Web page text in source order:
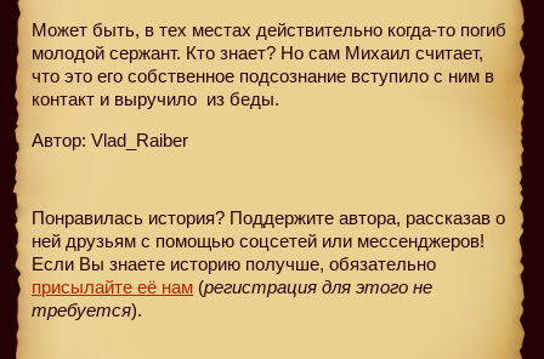
Может быть, в тех местах действительно когда-то погиб
молодой сержант. Кто знает? Но сам Михаил считает,
что это его собственное подсознание вступило с ним в
контакт и выручило из беды.
Автор: Vlad_Raiber
Понравилась история? Поддержите автора, рассказав о
ней друзьям с помощью соцсетей или мессенджеров!
Если Вы знаете историю получше, обязательно
присылайте её нам (регистрация для этого не
требуется).